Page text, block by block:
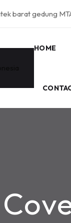
barat gedung
HOME